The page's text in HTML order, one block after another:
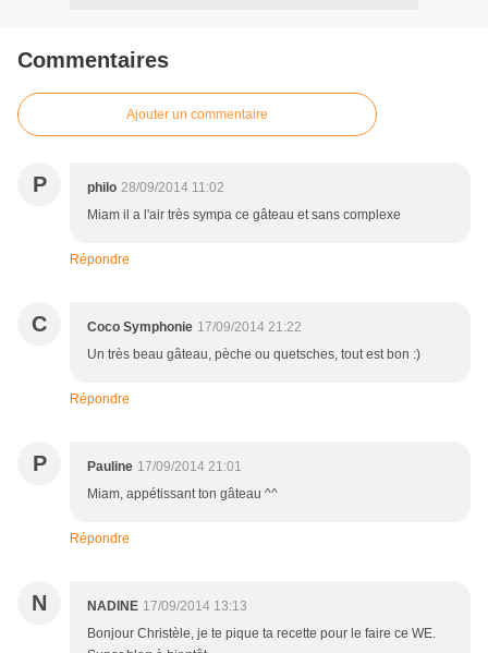
Commentaires
Ajouter un commentaire
P philo 28/09/2014 11:02
Miam il a l'air très sympa ce gâteau et sans complexe
Répondre
C Coco Symphonie 17/09/2014 21:22
Un très beau gâteau, pèche ou quetsches, tout est bon :)
Répondre
P Pauline 17/09/2014 21:01
Miam, appétissant ton gâteau ^^
Répondre
N NADINE 17/09/2014 13:13
Bonjour Christèle, je te pique ta recette pour le faire ce WE.